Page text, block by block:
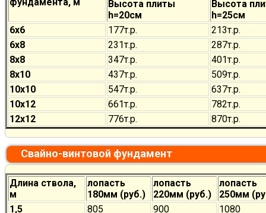
Высота плиты
h=20см
Высота
h=25см
6х6
177т.р. 213т.р.
6х8
231т.р. 287т.р.
8х8
347т.р. 401т.р.
8х10
437т.р. 509т.р.
10х10
547т.р. 637т.р.
10х12
661т.р. 782т.р.
12х12
776т.р. 870т.р.
Свайно-винтовой фундамент
Длина ствола,
м
лопасть
180мм (руб.)
лопасть
220мм (руб.)
лопасть
250мм
1,5
805 900
1080